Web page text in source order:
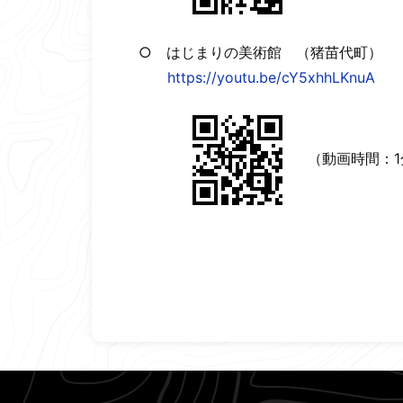
○ はじまりの美術館 （猪苗代町）
https://youtu.be/cY5xhhLKnuA
（動画時間：1